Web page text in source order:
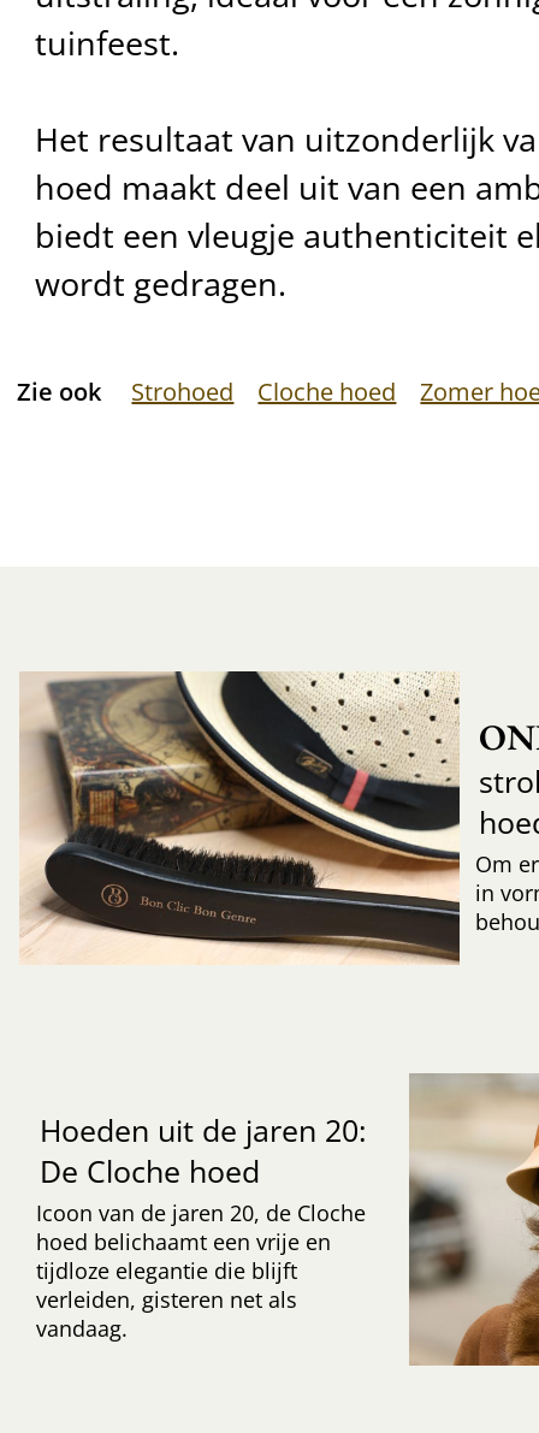
tuinfeest.
Het resultaat van uitzonderlijk
hoed maakt deel uit van een
biedt een vleugje authenticiteit
wordt gedragen.
Zie ook Strohoed Cloche hoed Zomer
Om
in
Hoeden uit de jaren 20:
De Cloche hoed
Icoon van de jaren 20, de Cloche
hoed belichaamt een vrije en
tijdloze elegantie die blijft
verleiden, gisteren net als
vandaag.